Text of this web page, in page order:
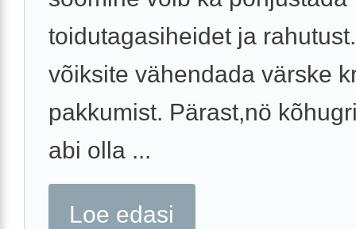
toidutagasiheidet ja
võiksite vähendada värske
pakkumist. Pärast,nö
abi olla ...
Loe edasi